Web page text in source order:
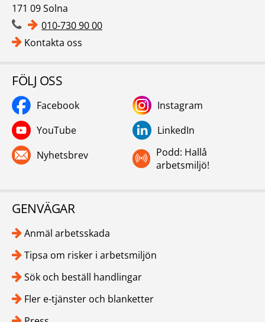
171 09 Solna
010-730 90 00
Kontakta oss
FÖLJ OSS
Facebook
Instagram
YouTube
LinkedIn
Nyhetsbrev
Podd: Hallå
arbetsmiljö!
GENVÄGAR
Anmäl arbetsskada
Tipsa om risker i arbetsmiljön
Sök och beställ handlingar
Fler e-tjänster och blanketter